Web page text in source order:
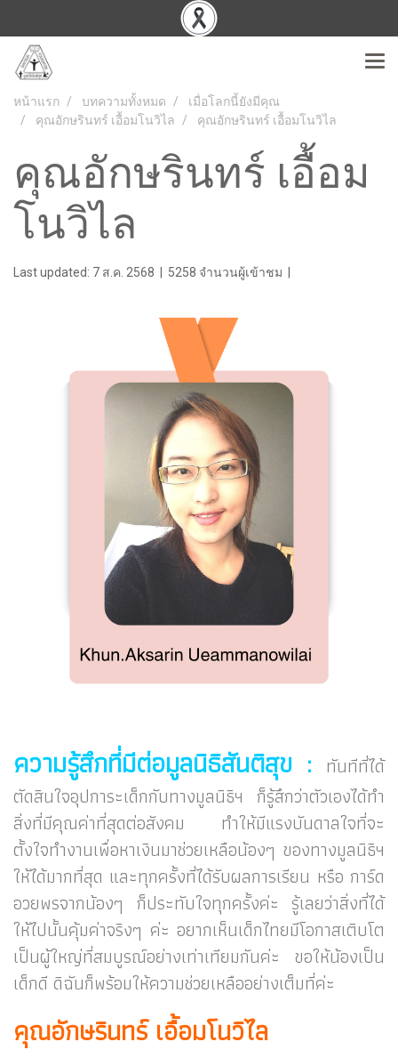
หน้าแรก บทความทั้งหมด
เมื่อโลกนี้ยังมีคุณ
คุณอักษรินทร์ เอื้อมโนวิไล
คุณอักษรินทร์ เอื้อมโนวิไล
คุณอักษรินทร์ เอื้อม
โนวิไล
Last updated: 7 ส.ค. 2568 5258 จำนวนผู้เข้าชม
ความรู้สึกที่มีต่อมูลนิธิสันติสุข : ทันทีที่ได้
ตัดสินใจอุปการะเด็กกับทางมูลนิธิฯ ก็รู้สึกว่าตัวเองได้ทำ
สิ่งที่มีคุณค่าที่สุดต่อสังคม ทำให้มีแรงบันดาลใจที่จะ
ตั้งใจทำงานเพื่อหาเงินมาช่วยเหลือน้องๆ ของทางมูลนิธิฯ
ให้ได้มากที่สุด และทุกครั้งที่ได้รับผลการเรียน หรือ การ์ด
อวยพรจากน้องๆ ก็ประทับใจทุกครั้งค่ะ รู้เลยว่าสิ่งที่ได้
ให้ไปนั้นคุ้มค่าจริงๆ ค่ะ อยากเห็นเด็กไทยมีโอกาสเติบโต
เป็นผู้ใหญ่ที่สมบูรณ์อย่างเท่าเทียมกันค่ะ ขอให้น้องเป็น
เด็กดี ดิฉันก็พร้อมให้ความช่วยเหลืออย่างเต็มที่ค่ะ
คุณอักษรินทร์ เอื้อมโนวิไล